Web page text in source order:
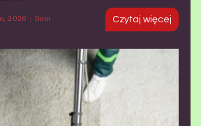
2026
Dom Czytaj więcej